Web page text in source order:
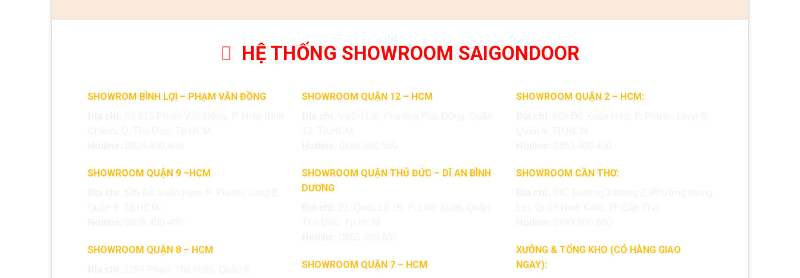
HỆ THỐNG SHOWROOM SAIGONDOOR
SHOWROM BÌNH LỢI – PHẠM VĂN ĐỒNG
SHOWROOM QUẬN 9 –HCM
SHOWROOM QUẬN 8 – HCM
SHOWROOM QUẬN 12 – HCM
SHOWROOM QUẬN THỦ ĐỨC – DĨ AN BÌNH
DƯƠNG
SHOWROOM QUẬN 7 – HCM
SHOWROOM QUẬN 2 – HCM:
SHOWROOM CẦN THƠ:
XƯỞNG & TỔNG KHO (CÓ HÀNG GIAO
NGAY):